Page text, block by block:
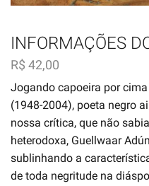
INFORMAÇÕES
R$ 42,00
Jogando capoeira por
(1948-2004), poeta negro
nossa crítica, que não
heterodoxa, Guellwaar
sublinhando a
de toda negritude na